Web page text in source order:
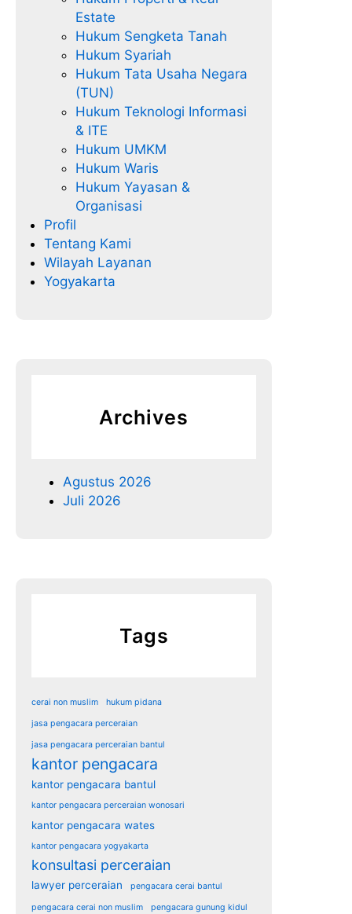
Estate
Hukum Sengketa Tanah
Hukum Syariah
Hukum Tata Usaha Negara
(TUN)
Hukum Teknologi Informasi
& ITE
Hukum UMKM
Hukum Waris
Hukum Yayasan &
Organisasi
Profil
Tentang Kami
Wilayah Layanan
Yogyakarta
Archives
Agustus 2026
Juli 2026
Tags
cerai non muslim hukum pidana
jasa pengacara perceraian
jasa pengacara perceraian bantul
kantor pengacara
kantor pengacara bantul
kantor pengacara perceraian wonosari
kantor pengacara wates
kantor pengacara yogyakarta
konsultasi perceraian
lawyer perceraian pengacara cerai bantul
pengacara cerai non muslim pengacara gunung kidul